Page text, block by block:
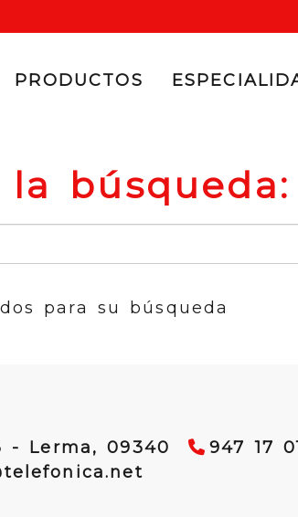
01 20
PRODUCTOS
búsqueda:
para su búsqueda
- Lerma,09340
947 17
telefonica.netvibradosl